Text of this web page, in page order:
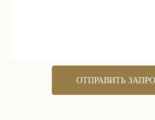
ОТПРАВИТЬ